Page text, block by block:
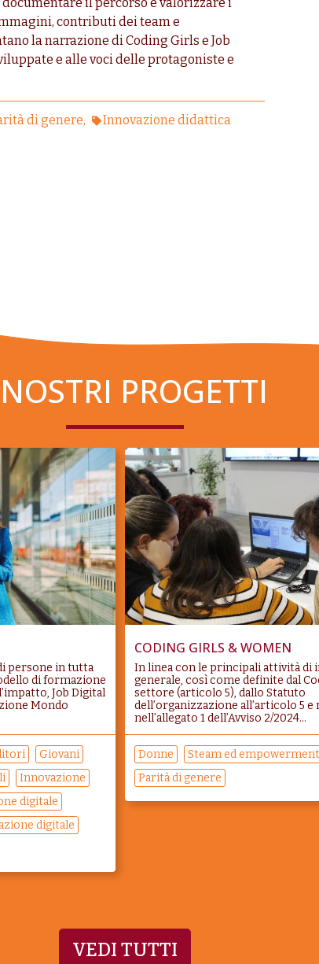
il percorso e valorizzare i
contributi dei team e
la narrazione di Coding Girls e Job
e alle voci delle protagoniste e
di genere Innovazione didattica
PROGETTI
persone in tutta
di formazione
Job Digital
Mondo
Giovani
Innovazione
digitale
digitale
CODING GIRLS & WOMEN
In linea con le principali attività di
generale, così come definite dal
settore (articolo 5), dallo Statuto
dell’organizzazione all’articolo 5
nell’allegato 1 dell’Avviso 2/2024...
Donne
Steam ed
Parità di genere
VEDI TUTTI